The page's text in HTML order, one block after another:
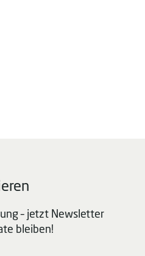
– jetzt Newsletter
bleiben!